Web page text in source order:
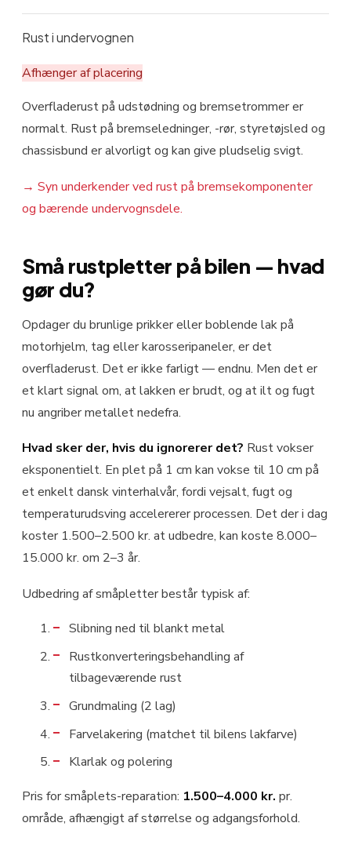
Rust i undervognen
Afhænger af placering
Overfladerust på udstødning og bremsetrommer er
normalt. Rust på bremseledninger, -rør, styretøjsled og
chassisbund er alvorligt og kan give pludselig svigt.
→ Syn underkender ved rust på bremsekomponenter
og bærende undervognsdele.
Små rustpletter på bilen — hvad
gør du?
Opdager du brunlige prikker eller boblende lak på
motorhjelm, tag eller karosseripaneler, er det
overfladerust. Det er ikke farligt — endnu. Men det er
et klart signal om, at lakken er brudt, og at ilt og fugt
nu angriber metallet nedefra.
Hvad sker der, hvis du ignorerer det? Rust vokser
eksponentielt. En plet på 1 cm kan vokse til 10 cm på
et enkelt dansk vinterhalvår, fordi vejsalt, fugt og
temperaturudsving accelererer processen. Det der i dag
koster 1.500–2.500 kr. at udbedre, kan koste 8.000–
15.000 kr. om 2–3 år.
Udbedring af småpletter består typisk af:
Slibning ned til blankt metal
Rustkonverteringsbehandling af
tilbageværende rust
Grundmaling (2 lag)
Farvelakering (matchet til bilens lakfarve)
Klarlak og polering
Pris for småplets-reparation: 1.500–4.000 kr. pr.
område, afhængigt af størrelse og adgangsforhold.